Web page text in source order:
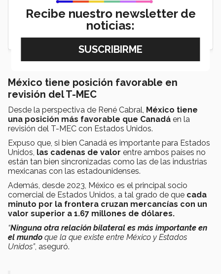
México tiene posición favorable en
revisión del T-MEC
Desde la perspectiva de René Cabral, México tiene
una posición más favorable que Canadá en la
revisión del T-MEC con Estados Unidos.
Expuso que, si bien Canadá es importante para Estados
Unidos, las cadenas de valor entre ambos países no
están tan bien sincronizadas como las de las industrias
mexicanas con las estadounidenses.
Además, desde 2023, México es el principal socio
comercial de Estados Unidos, a tal grado de que cada
minuto por la frontera cruzan mercancías con un
valor superior a 1.67 millones de dólares.
“Ninguna otra relación bilateral es más importante en
el mundo que la que existe entre México y Estados
Unidos”, aseguró.
Recibe nuestro newsletter de
noticias: